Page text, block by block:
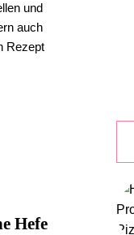
und
auch
Rezept
Hefe